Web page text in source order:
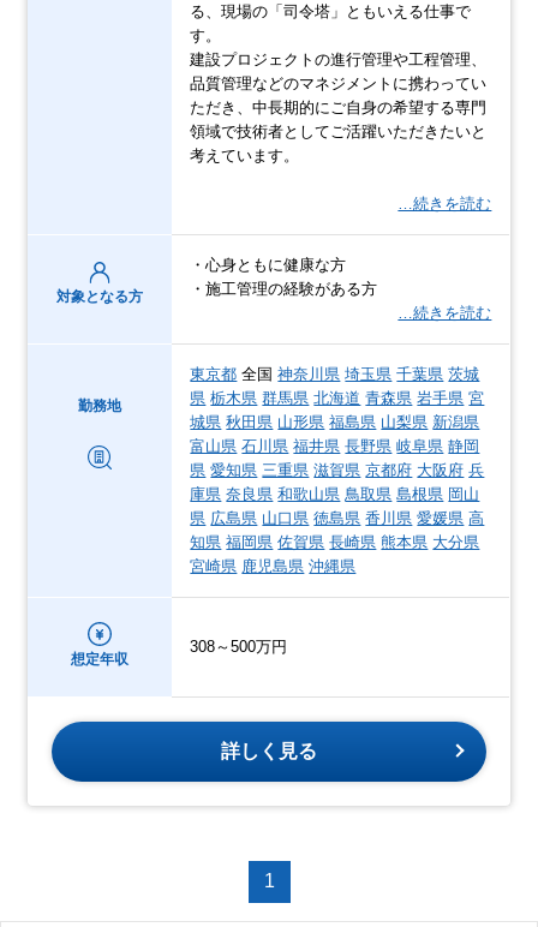
る、現場の「司令塔」ともいえる仕事で
す。
建設プロジェクトの進行管理や工程管理、
品質管理などのマネジメントに携わってい
ただき、中長期的にご自身の希望する専門
領域で技術者としてご活躍いただきたいと
考えています。
…続きを読む
対象となる方
・心身ともに健康な方
・施工管理の経験がある方
…続きを読む
勤務地
東京都 全国神奈川県 埼玉県 千葉県 茨城
県 栃木県 群馬県 北海道 青森県 岩手県 宮
城県 秋田県 山形県 福島県 山梨県 新潟県
富山県 石川県 福井県 長野県 岐阜県 静岡
県 愛知県 三重県 滋賀県 京都府 大阪府 兵
庫県 奈良県 和歌山県 鳥取県 島根県 岡山
県 広島県 山口県 徳島県 香川県 愛媛県 高
知県 福岡県 佐賀県 長崎県 熊本県 大分県
宮崎県 鹿児島県 沖縄県
想定年収
308～500万円
詳しく見る
1